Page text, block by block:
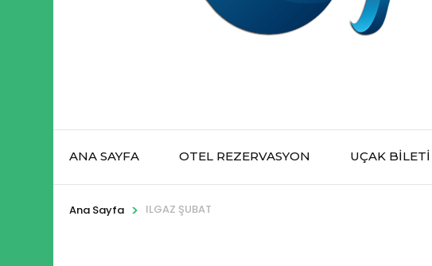
ANA SAYFA OTEL REZERVASYON UÇAK BILETI
Ana Sayfa > ILGAZ ŞUBAT